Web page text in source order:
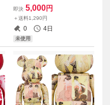
オン・バイク・コレクション
特製コレクションボックス/
未使用
即決 5,000円
＋送料1,290円
0 4日
未使用